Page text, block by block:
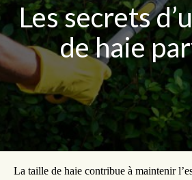
Les secrets
de haie
La taille de haie contribue à maintenir